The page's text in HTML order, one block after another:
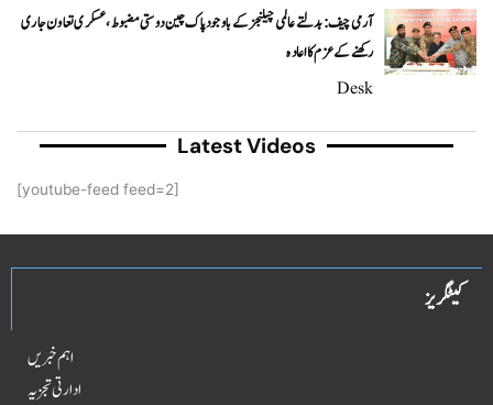
آرمی چیف: بدلتے عالمی چیلنجز کے باوجود پاک چین دوستی مضبوط، عسکری تعاون جاری
رکھنے کے عزم کا اعادہ
Desk
Latest Videos
[youtube-feed feed=2]
کیٹگریز
اہم خبریں
ادارتی تجزیہ